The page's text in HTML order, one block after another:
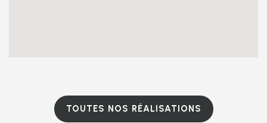
TOUTES NOS RÉALISATIONS